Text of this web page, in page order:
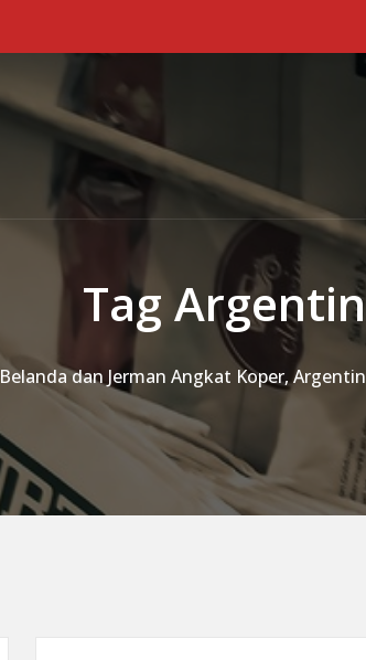
Tag
Belanda dan Jerman Angkat Koper,